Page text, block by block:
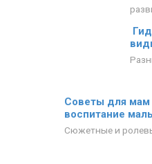
Советы для мам
воспитание
Сюжетные и